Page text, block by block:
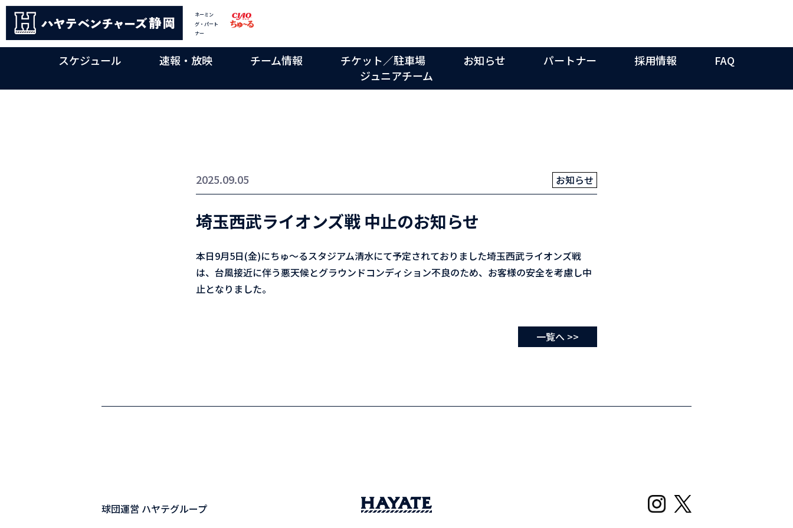
ネーミン
グ・パート
ナー
スケジュール 速報・放映 チーム情報 チケット／駐車場 お知らせ パートナー 採用情報
FAQ
ジュニアチーム
2025.09.05 お知らせ
埼玉西武ライオンズ戦 中止のお知らせ
本日9月5日(金)にちゅ～るスタジアム清水にて予定されておりました埼玉西武ライオンズ戦
は、台風接近に伴う悪天候とグラウンドコンディション不良のため、お客様の安全を考慮し中
止となりました。
一覧へ >>
球団運営 ハヤテグループ